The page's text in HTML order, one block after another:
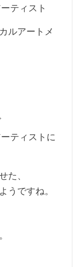
ティスト
ルアートメ
ティストに
た、
うですね。